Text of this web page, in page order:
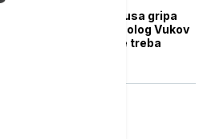
Mutirana varijanta virusa gripa
prisutna u Srbiji: Pulmolog Vukov
o simptomima koje ne treba